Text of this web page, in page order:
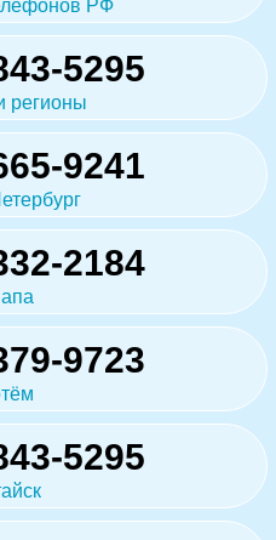
РФ
5295
регионы
9241
2184
9723
5295